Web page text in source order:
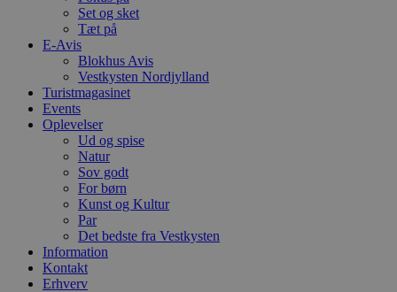
Set og sket
Tæt på
E-Avis
Blokhus Avis
Vestkysten Nordjylland
Turistmagasinet
Events
Oplevelser
Ud og spise
Natur
Sov godt
For børn
Kunst og Kultur
Par
Det bedste fra Vestkysten
Information
Kontakt
Erhverv